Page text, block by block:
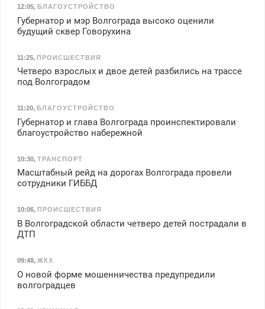
12:05, БЛАГОУСТРОЙСТВО
Губернатор и мэр Волгограда высоко оценили
будущий сквер Говорухина
11:25, ПРОИСШЕСТВИЯ
Четверо взрослых и двое детей разбились на трассе
под Волгоградом
11:20, БЛАГОУСТРОЙСТВО
Губернатор и глава Волгограда проинспектировали
благоустройство набережной
10:30, ТРАНСПОРТ
Масштабный рейд на дорогах Волгограда провели
сотрудники ГИББД
10:06, ПРОИСШЕСТВИЯ
В Волгоградской области четверо детей пострадали в
ДТП
09:48, ЖКХ
О новой форме мошенничества предупредили
волгоградцев